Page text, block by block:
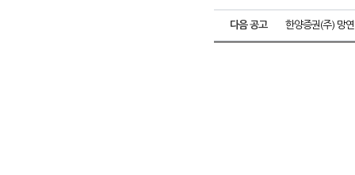
다음 공고 한양증권(주) 망